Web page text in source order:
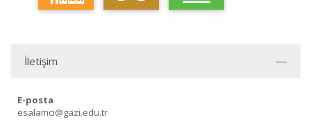
İletişim
E-posta
esalamci@gazi.edu.tr